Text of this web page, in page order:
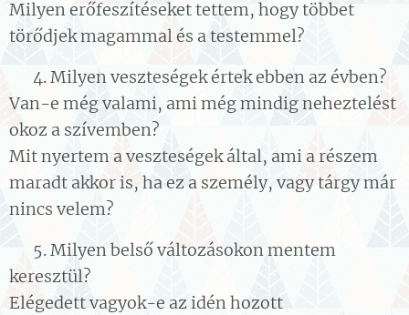
Milyen erőfeszítéseket tettem, hogy többet
törődjek magammal és a testemmel?
👉 4. Milyen veszteségek értek ebben az évben?
Van-e még valami, ami még mindig neheztelést
okoz a szívemben?
Mit nyertem a veszteségek által, ami a részem
maradt akkor is, ha ez a személy, vagy tárgy már
nincs velem?
👉 5. Milyen belső változásokon mentem
keresztül?
Elégedett vagyok-e az idén hozott